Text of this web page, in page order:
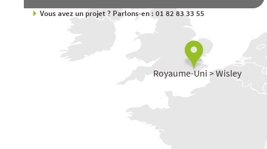
Vous avez un projet ? Parlons-en : 01 82 83 33 55
Royaume-Uni > Wisley